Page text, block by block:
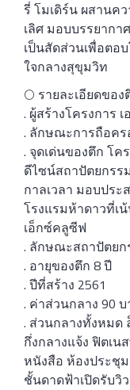
รี่ โมเดิร์น ผสานค
เลิศ มอบบรรยาก
เป็นสัดส่วนเพื่อตอ
ใจกลางสุขุมวิท
🌕 รายละเอียดของ
. ผู้สร้างโครงการ
. ลักษณะการถือค
. จุดเด่นของตึก โ
ดีไซน์สถาปัตยกร
กาลเวลา มอบปร
โรงแรมห้าดาวที่เ
เอ็กซ์คลูซีฟ
. ลักษณะสถาปัตยก
. อายุของตึก 8 ปี
. ปีที่สร้าง 2561
. ค่าส่วนกลาง 90
. ส่วนกลางทั้งหมด
กึ่งกลางแจ้ง ฟิตเ
หนังสือ ห้องประชุ
ชั้นดาดฟ้าเปิดรับวิ